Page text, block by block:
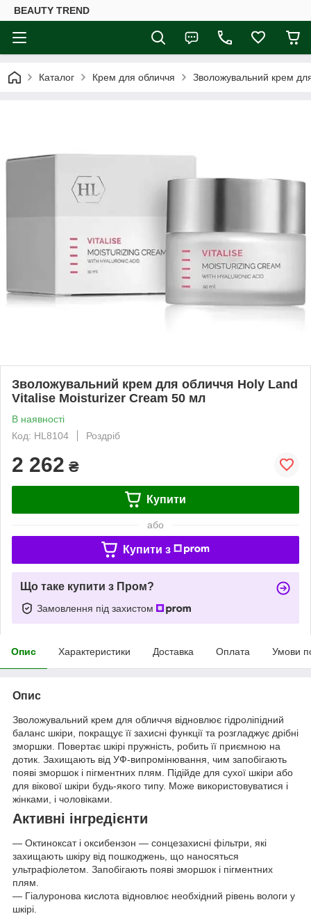
BEAUTY TREND
Каталог Крем для обличчя Зволожувальний крем
Зволожувальний крем для обличчя Holy Land
Vitalise Moisturizer Cream 50 мл
В наявності
Код: HL8104
Роздріб
2 262 ₴
Купити
або
Купити з
Що таке купити з Пром?
Замовлення під захистом
Опис Характеристики Доставка Оплата Умови
Опис
Зволожувальний крем для обличчя відновлює гідроліпідний
баланс шкіри, покращує її захисні функції та розгладжує дрібні
зморшки. Повертає шкірі пружність, робить її приємною на
дотик. Захищають від УФ-випромінювання, чим запобігають
появі зморшок і пігментних плям. Підійде для сухої шкіри або
для вікової шкіри будь-якого типу. Може використовуватися і
жінками, і чоловіками.
Активні інгредієнти
— Октиноксат і оксибензон — сонцезахисні фільтри, які
захищають шкіру від пошкоджень, що наносяться
ультрафіолетом. Запобігають появі зморшок і пігментних
плям.
— Гіалуронова кислота відновлює необхідний рівень вологи у
шкірі.